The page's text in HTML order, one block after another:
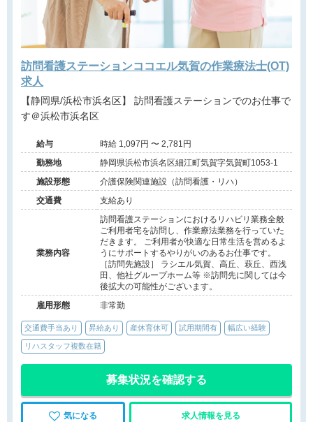
訪問看護ステーションココエル気賀の作業療法士(OT)
求人
【静岡県/浜松市浜名区】 訪問看護ステーションでのお仕事で
す＠浜松市浜名区
給与
時給 1,097円 〜 2,781円
勤務地
静岡県浜松市浜名区細江町気賀字気賀町1053-1
施設形態
介護保険関連施設（訪問看護・リハ）
交通費
支給あり
業務内容
訪問看護ステーションにおけるリハビリ業務全般
ご利用者宅を訪問し、作業療法業務を行っていた
だきます。 ご利用者が快適な日常生活を営めるよ
うにサポートするやりがいのあるお仕事です。
［訪問先施設］ ラシエル気賀、高丘、萩丘、西浅
田、他社グループホーム等 ※訪問先に関しては今
後拡大の可能性がございます。
雇用形態
非常勤
交通費手当あり 昇給あり 産休育休可 試用期間有 幅広い経験
リハスタッフ複数在籍
募集状況を確認する
気になる 求人情報を見る